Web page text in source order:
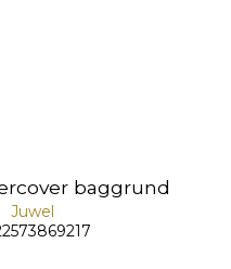
baggrund
Juwel